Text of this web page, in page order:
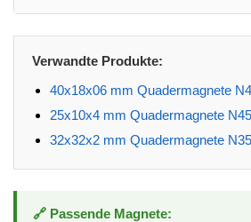
Verwandte Produkte:
40x18x06 mm Quadermagnete
25x10x4 mm Quadermagnete
32x32x2 mm Quadermagnete
🔗 Passende Magnete: